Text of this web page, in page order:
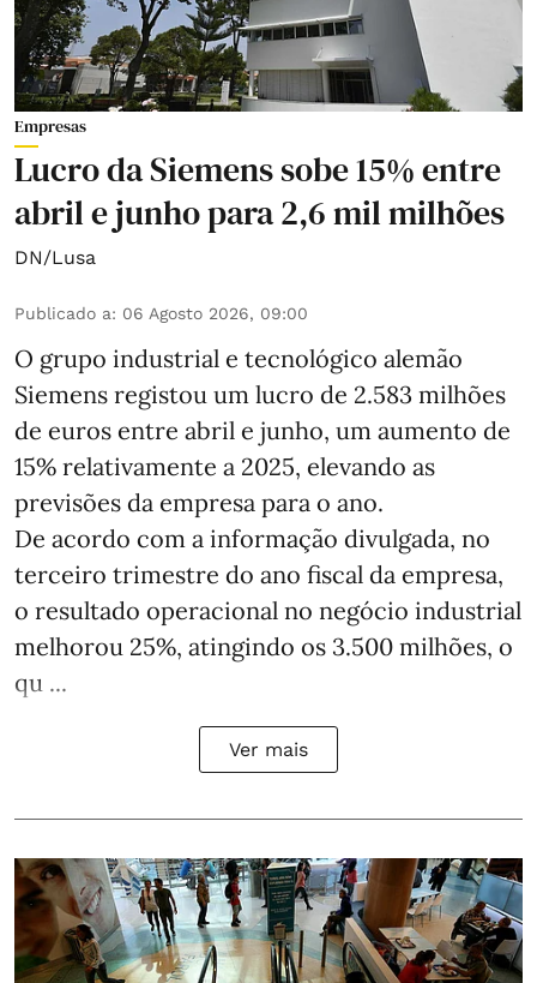
Empresas
Lucro da Siemens sobe 15% entre
abril e junho para 2,6 mil milhões
DN/Lusa
Publicado a: 06 Agosto 2026, 09:00
O grupo industrial e tecnológico alemão
Siemens registou um lucro de 2.583 milhões
de euros entre abril e junho, um aumento de
15% relativamente a 2025, elevando as
previsões da empresa para o ano.
De acordo com a informação divulgada, no
terceiro trimestre do ano fiscal da empresa,
o resultado operacional no negócio industrial
melhorou 25%, atingindo os 3.500 milhões, o
qu ...
Ver mais